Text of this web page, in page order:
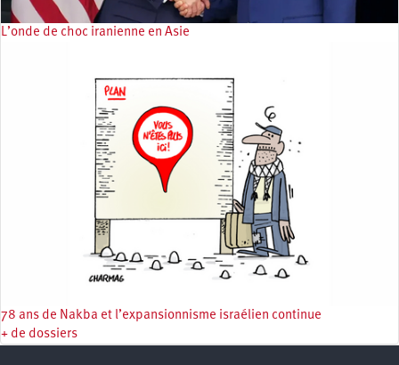
L’onde de choc iranienne en Asie
78 ans de Nakba et l’expansionnisme israélien continue
+ de dossiers